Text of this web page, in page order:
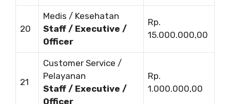
20
Medis / Kesehatan
Staff / Executive /
Officer
Rp.
15.000.000,00
21
Customer Service /
Pelayanan
Staff / Executive /
Officer
Rp.
1.000.000,00